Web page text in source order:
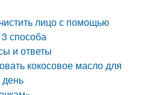
лицо с помощью
способа
и ответы
кокосовое масло для